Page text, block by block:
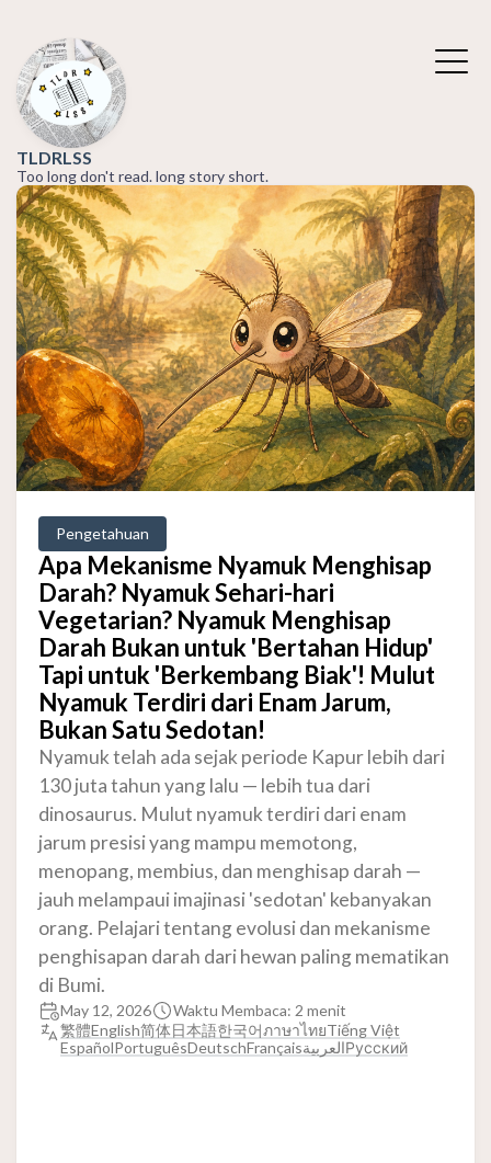
TLDRLSS
Too long don't read. long story short.
Pengetahuan
Apa Mekanisme Nyamuk Menghisap
Darah? Nyamuk Sehari-hari
Vegetarian? Nyamuk Menghisap
Darah Bukan untuk 'Bertahan Hidup'
Tapi untuk 'Berkembang Biak'! Mulut
Nyamuk Terdiri dari Enam Jarum,
Bukan Satu Sedotan!
Nyamuk telah ada sejak periode Kapur lebih dari
130 juta tahun yang lalu — lebih tua dari
dinosaurus. Mulut nyamuk terdiri dari enam
jarum presisi yang mampu memotong,
menopang, membius, dan menghisap darah —
jauh melampaui imajinasi 'sedotan' kebanyakan
orang. Pelajari tentang evolusi dan mekanisme
penghisapan darah dari hewan paling mematikan
di Bumi.
May 12, 2026
Waktu Membaca: 2 menit
繁體English简体日本語한국어ภาษาไทยTiếng Việt
EspañolPortuguêsDeutschFrançaisالعربيةРусский